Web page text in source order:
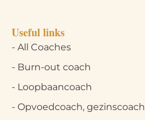
Useful links
- All Coaches
- Burn-out coach
- Loopbaancoach
- Opvoedcoach, gezinscoach